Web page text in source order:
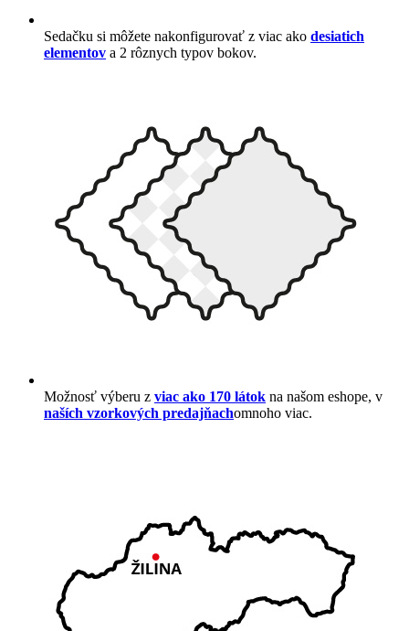
Sedačku si môžete nakonfigurovať z viac ako desiatich
elementov a 2 rôznych typov bokov.
Možnosť výberu z viac ako 170 látok na našom eshope, v
naších vzorkových predajňachomnoho viac.